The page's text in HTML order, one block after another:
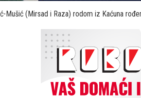
Mušić (Mirsad i Raza) rodom iz Kaćuna